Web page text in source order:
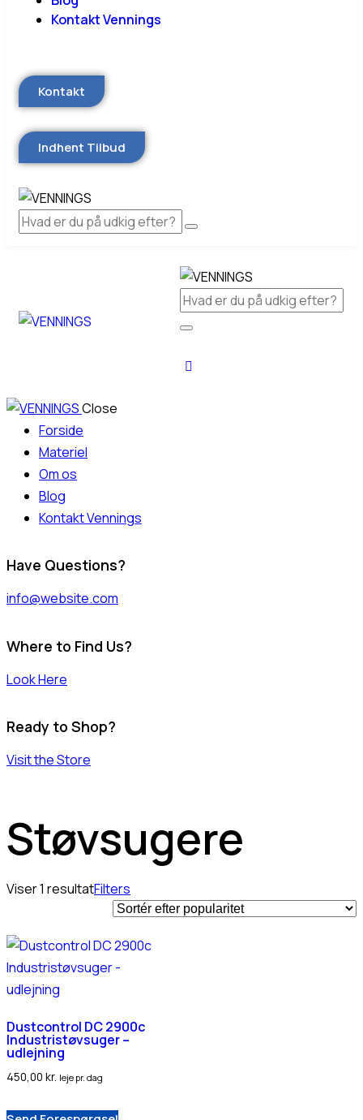
Kontakt Vennings
Kontakt
Indhent Tilbud
Close
Forside
Materiel
Om os
Blog
Kontakt Vennings
Have Questions?
info@website.com
Where to Find Us?
Look Here
Ready to Shop?
Visit the Store
Støvsugere
Viser 1 resultatFilters
Dustcontrol DC 2900c
Industristøvsuger –
udlejning
450,00 kr. leje pr. dag